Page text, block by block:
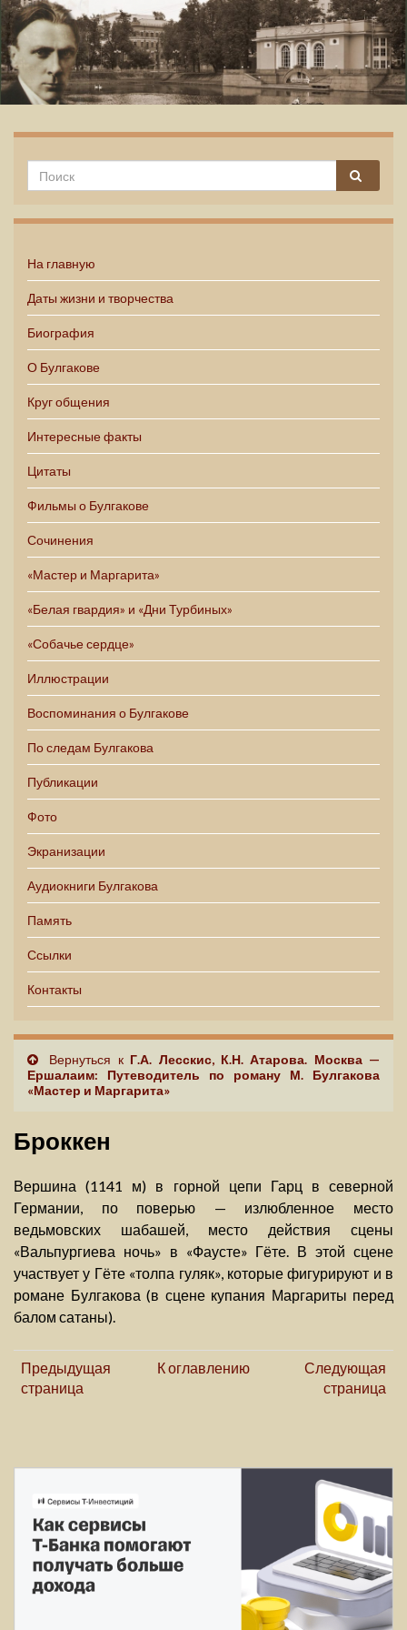
На главную
Даты жизни и творчества
Биография
О Булгакове
Круг общения
Интересные факты
Цитаты
Фильмы о Булгакове
Сочинения
«Мастер и Маргарита»
«Белая гвардия» и «Дни Турбиных»
«Собачье сердце»
Иллюстрации
Воспоминания о Булгакове
По следам Булгакова
Публикации
Фото
Экранизации
Аудиокниги Булгакова
Память
Ссылки
Контакты
Вернуться к Г.А. Лесскис, К.Н. Атарова. Москва —
Ершалаим: Путеводитель по роману М. Булгакова
«Мастер и Маргарита»
Броккен
Вершина (1141 м) в горной цепи Гарц в северной
Германии, по поверью — излюбленное место
ведьмовских шабашей, место действия сцены
«Вальпургиева ночь» в «Фаусте» Гёте. В этой сцене
участвует у Гёте «толпа гуляк», которые фигурируют и в
романе Булгакова (в сцене купания Маргариты перед
балом сатаны).
Предыдущая
страница
К оглавлению
Следующая
страница